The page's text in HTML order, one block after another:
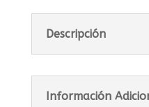
Descripción
Información